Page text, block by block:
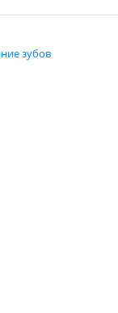
зубов